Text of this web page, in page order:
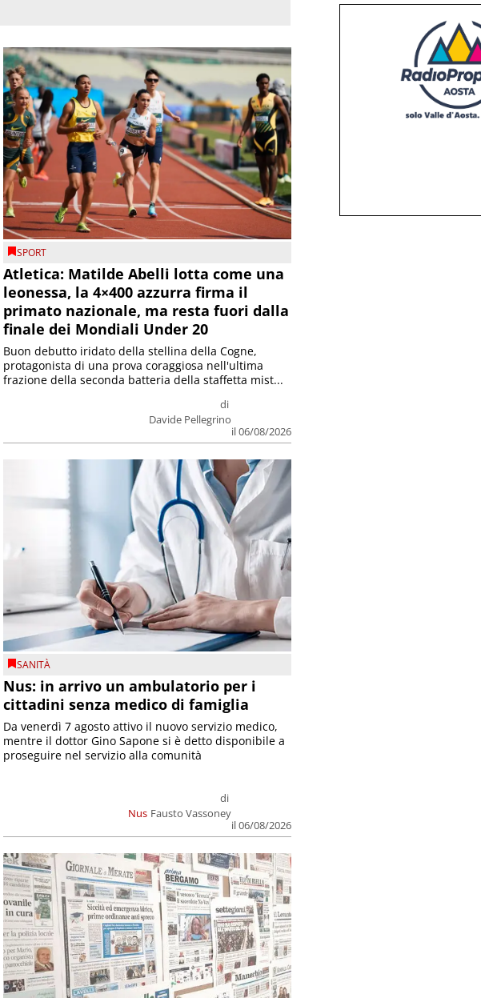
SPORT
Atletica: Matilde Abelli lotta come una
leonessa, la 4×400 azzurra firma il
primato nazionale, ma resta fuori dalla
finale dei Mondiali Under 20
di
Davide Pellegrino
il 06/08/2026
Buon debutto iridato della stellina della Cogne,
protagonista di una prova coraggiosa nell'ultima
frazione della seconda batteria della staffetta mist...
SANITÀ
Nus: in arrivo un ambulatorio per i
cittadini senza medico di famiglia
Nus
di
Fausto Vassoney
il 06/08/2026
Da venerdì 7 agosto attivo il nuovo servizio medico,
mentre il dottor Gino Sapone si è detto disponibile a
proseguire nel servizio alla comunità